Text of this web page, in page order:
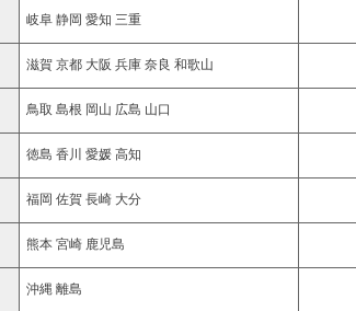
岐阜 静岡 愛知 三重
滋賀 京都 大阪 兵庫 奈良 和歌山
鳥取 島根 岡山 広島 山口
徳島 香川 愛媛 高知
福岡 佐賀 長崎 大分
熊本 宮崎 鹿児島
沖縄 離島